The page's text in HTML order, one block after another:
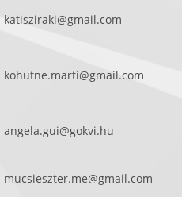
katisziraki@gmail.com
kohutne.marti@gmail.com
angela.gui@gokvi.hu
mucsieszter.me@gmail.com